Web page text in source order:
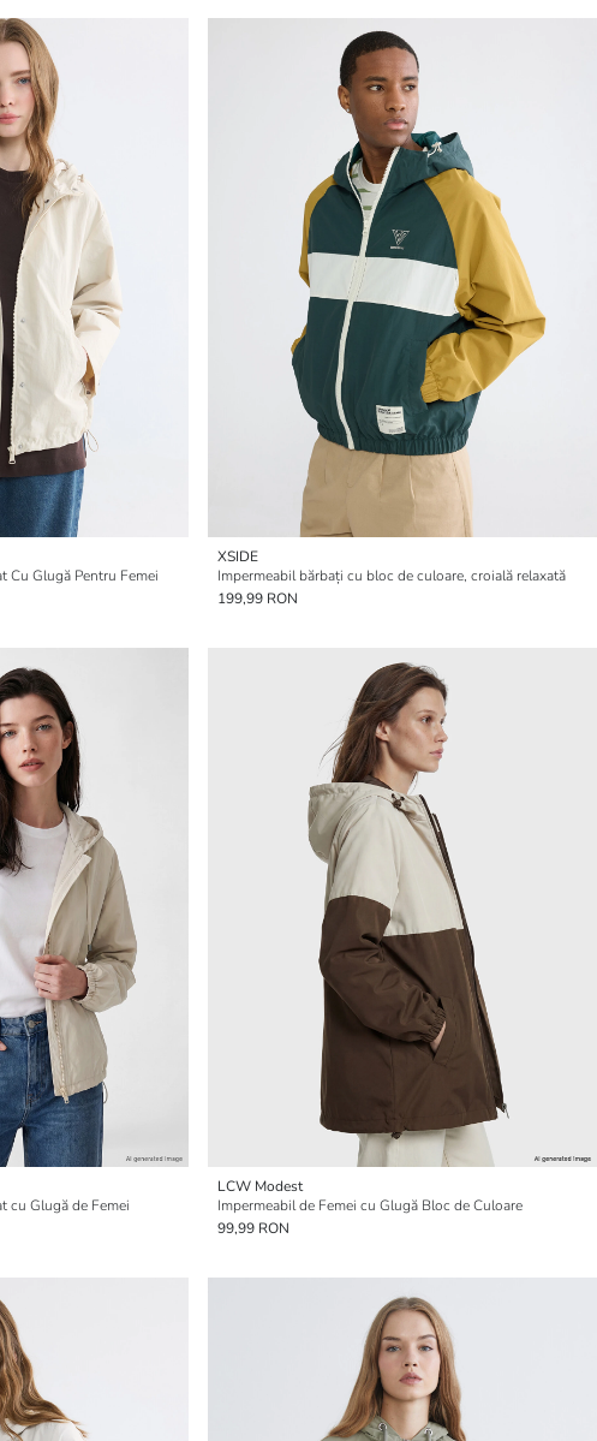
Cu Glugă Pentru Femei
XSIDE
Impermeabil bărbați cu bloc de culoare, croială relaxată
199,99 RON
cu Glugă de Femei
LCW Modest
Impermeabil de Femei cu Glugă Bloc de Culoare
99,99 RON